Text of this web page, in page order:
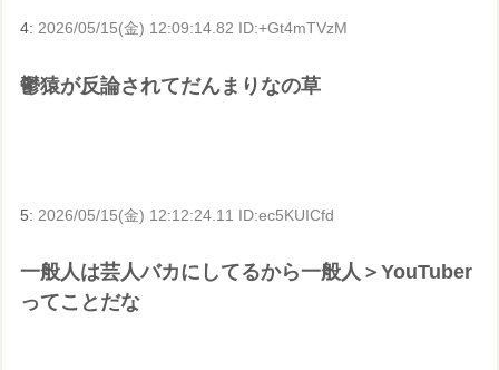
4:2026/05/15(金) 12:09:14.82 ID:+Gt4mTVzM
鬱猿が反論されてだんまりなの草
5: 2026/05/15(金) 12:12:24.11 ID:ec5KUICfd
一般人は芸人バカにしてるから一般人＞YouTuber
ってことだな